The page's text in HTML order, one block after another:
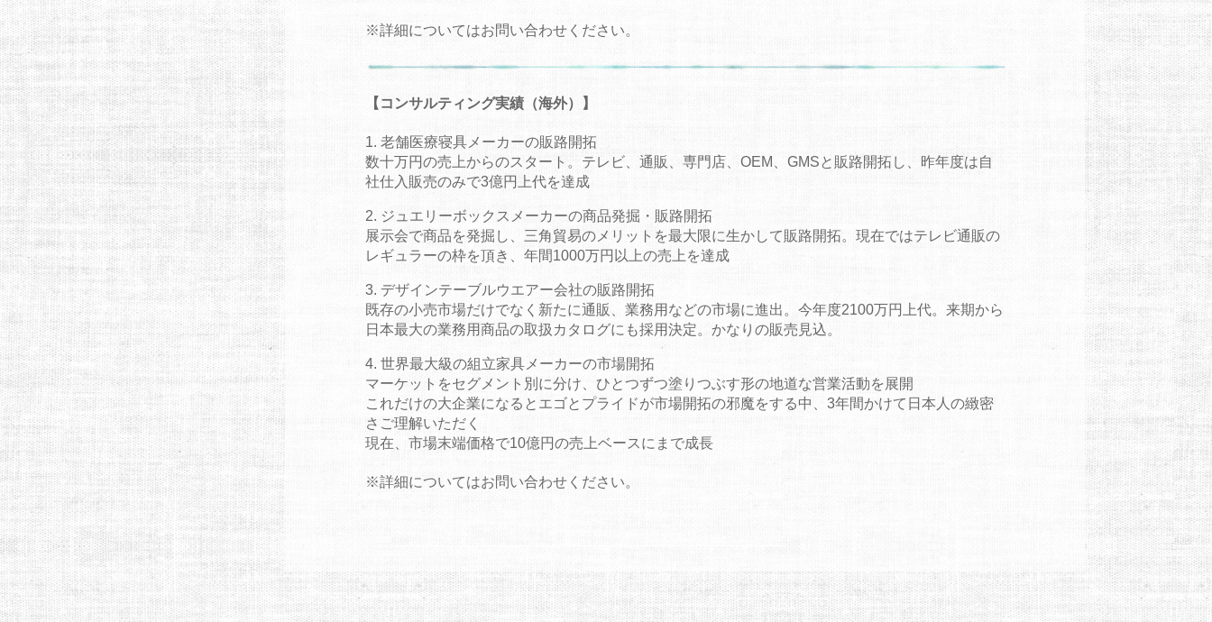
※詳細についてはお問い合わせください。
【コンサルティング実績（海外）】
老舗医療寝具メーカーの販路開拓
数十万円の売上からのスタート。テレビ、通販、専門店、OEM、GMSと販路開拓し、昨年度は自
社仕入販売のみで3億円上代を達成
ジュエリーボックスメーカーの商品発掘・販路開拓
展示会で商品を発掘し、三角貿易のメリットを最大限に生かして販路開拓。現在ではテレビ通販の
レギュラーの枠を頂き、年間1000万円以上の売上を達成
デザインテーブルウエアー会社の販路開拓
既存の小売市場だけでなく新たに通販、業務用などの市場に進出。今年度2100万円上代。来期から
日本最大の業務用商品の取扱カタログにも採用決定。かなりの販売見込。
世界最大級の組立家具メーカーの市場開拓
マーケットをセグメント別に分け、ひとつずつ塗りつぶす形の地道な営業活動を展開
これだけの大企業になるとエゴとプライドが市場開拓の邪魔をする中、3年間かけて日本人の緻密
さご理解いただく
現在、市場末端価格で10億円の売上ベースにまで成長
※詳細についてはお問い合わせください。